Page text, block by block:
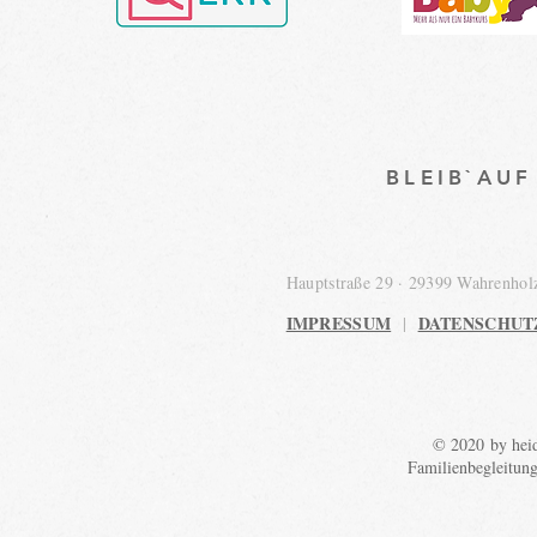
Hauptstraße 29 · 29399
IMPRESSUM |
© 2020 by